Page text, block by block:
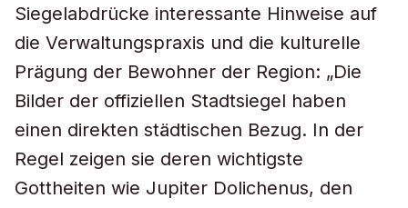
Siegelabdrücke interessante Hinweise auf
die Verwaltungspraxis und die kulturelle
Prägung der Bewohner der Region: „Die
Bilder der offiziellen Stadtsiegel haben
einen direkten städtischen Bezug. In der
Regel zeigen sie deren wichtigste
Gottheiten wie Jupiter Dolichenus, den